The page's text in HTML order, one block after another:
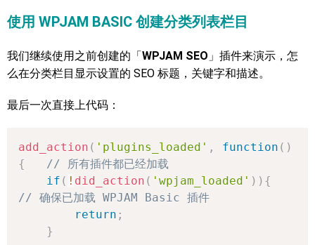
使用 WPJAM BASIC 创建分类列表栏目
我们继续使用之前创建的「WPJAM SEO 」插件来演示，怎
么在分类栏目显示设置的 SEO 标题，关键字和描述。
最后一次直接上代码：
add_action ( 'plugins_loaded' , function ( )
{
// 所有插件都已经加载
if ( ! did_action ( 'wpjam_loaded' ) ) {
// 确保已加载 WPJAM Basic 插件
return ;
}